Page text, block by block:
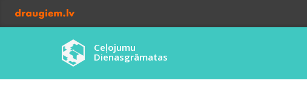
Ceļojumu
Dienasgrāmatas